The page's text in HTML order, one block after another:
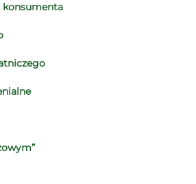
konsumenta